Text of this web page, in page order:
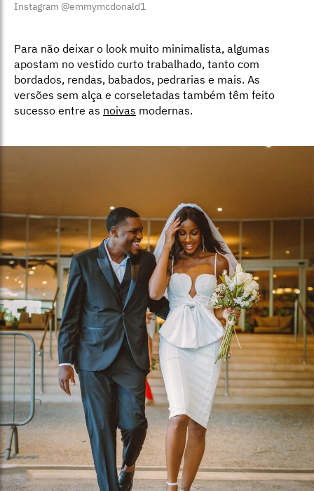
Instagram @emmymcdonald1
Para não deixar o look muito minimalista, algumas
apostam no vestido curto trabalhado, tanto com
bordados, rendas, babados, pedrarias e mais. As
versões sem alça e corseletadas também têm feito
sucesso entre as noivas modernas.